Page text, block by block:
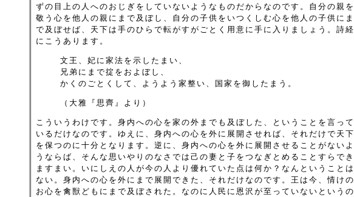
ずの目上の人へのおじぎをしていないようなものだからなのです。自分の親を
敬う心を他人の親にまで及ぼし、自分の子供をいつくしむ心を他人の子供にま
で及ぼせば、天下は手のひらで転がすがごとく用意に手に入りましょう。詩経
にこうあります。
文王、妃に家法を示したまい、
兄弟にまで掟をおよぼし、
かくのごとくして、ようよう家整い、国家を御したまう。
（大雅『思齊』より）
こういうわけです。身内への心を家の外までも及ぼした、ということを言って
いるだけなのです。ゆえに、身内への心を外に展開させれば、それだけで天下
を保つのに十分となります。逆に、身内への心を外に展開させることがないよ
うならば、そんな思いやりのなさでは己の妻と子をつなぎとめることすらでき
ますまい。いにしえの人が今の人より優れていた点は何か？なんということは
ない。身内への心を外にまで展開できた、それだけなのです。王は今、情けの
お心を禽獣どもにまで及ぼされた。なのに人民に恩沢が至っていないというの